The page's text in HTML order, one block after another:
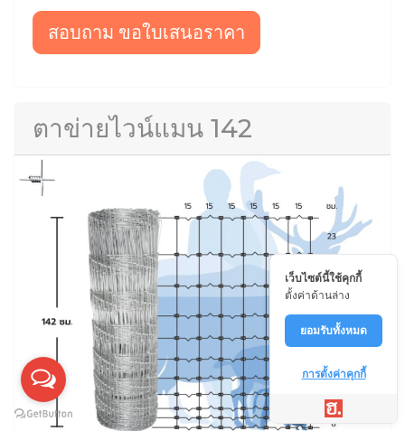
สอบถาม ขอใบเสนอราคา
ตาข่ายไวน์แมน 142
เว็บไซต์นี้ใช้คุกกี้
ตั้งค่าด้านล่าง
ยอมรับทั้งหมด
การตั้งค่าคุกกี้